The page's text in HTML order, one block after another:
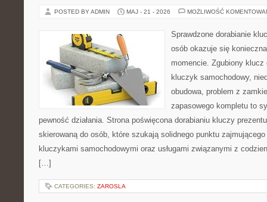
POSTED BY ADMIN MAJ - 21 - 2026 MOŻLIWOŚĆ
Sprawdzone dorabianie
osób okazuje się
momencie. Zgubiony
kluczyk samochodowy,
obudowa, problem z
zapasowego kompletu to
pewność działania. Strona poświęcona dorabianiu kluczy
skierowaną do osób, które szukają solidnego punktu
kluczykami samochodowymi oraz usługami związanymi z
[…]
CATEGORIES: ZAROSLA